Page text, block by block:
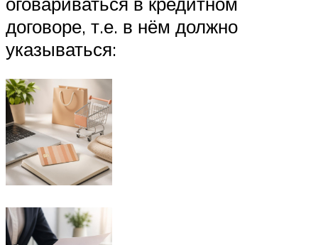
договоре, т.е. в нём должно
указываться: